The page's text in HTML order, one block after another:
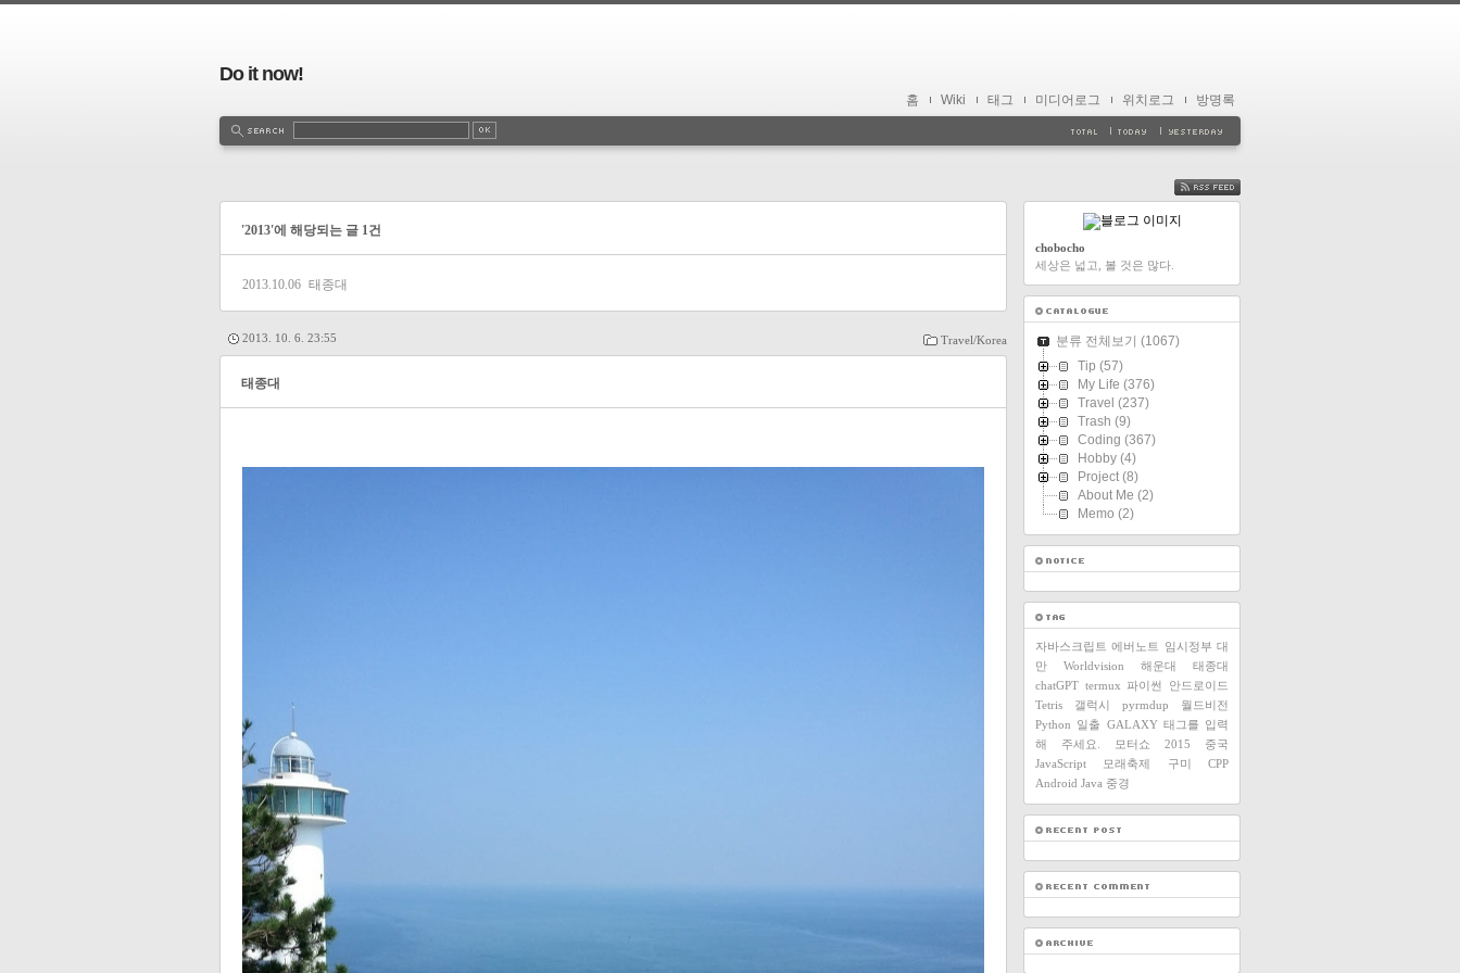
Do it now!
홈 Wiki 태그 미디어로그 위치로그 방명록
'2013'에 해당되는 글 1건
2013.10.06 태종대
Travel/Korea
2013. 10. 6. 23:55
태종대
FEED
chobocho
세상은 넓고, 볼 것은 많다.
분류 전체보기 (1067)
Tip (57)
My Life (376)
Travel (237)
Trash (9)
Coding (367)
Hobby (4)
Project (8)
About Me (2)
Memo (2)
자바스크립트 에버노트 임시정부 대
만
Worldvision 해운대
태종대
chatGPT termux 파이썬
안드로이드
Tetris
갤럭시 pyrmdup
월드비전
Python 일출 GALAXY 태그를 입력
해 주세요.
모터쇼 2015
중국
JavaScript
모래축제 구미
CPP
Android Java 중경